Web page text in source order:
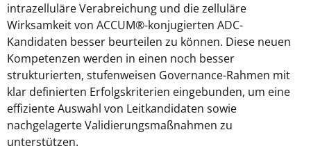
intrazelluläre Verabreichung und die zelluläre
Wirksamkeit von ACCUM®-konjugierten ADC-
Kandidaten besser beurteilen zu können. Diese neuen
Kompetenzen werden in einen noch besser
strukturierten, stufenweisen Governance-Rahmen mit
klar definierten Erfolgskriterien eingebunden, um eine
effiziente Auswahl von Leitkandidaten sowie
nachgelagerte Validierungsmaßnahmen zu
unterstützen.